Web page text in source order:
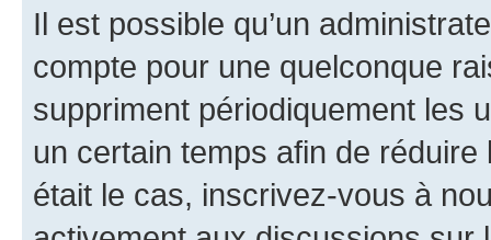
Il est possible qu’un
compte pour une quelconque
suppriment périodiquement les
un certain temps afin de
était le cas, inscrivez-vous à